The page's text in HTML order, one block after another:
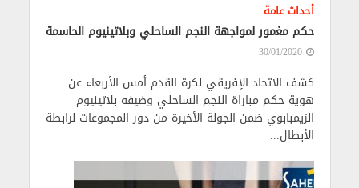
أحداث عامة
حكم مغمور لمواجهة النجم الساحلي وبلاتينيوم الحاسمة
30/01/2020
كشف الاتحاد الإفريقي لكرة القدم أمس الأربعاء عن
هوية حكم مباراة النجم الساحلي وضيفه بلاتينيوم
الزيمبابوي ضمن الجولة الأخيرة من دور المجموعات لرابطة
الأبطال...